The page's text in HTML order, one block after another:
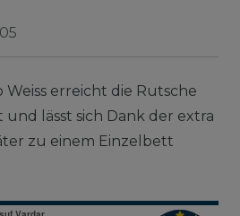
Weiss erreicht die Rutsche
lässt sich Dank der extra
zu einem Einzelbett